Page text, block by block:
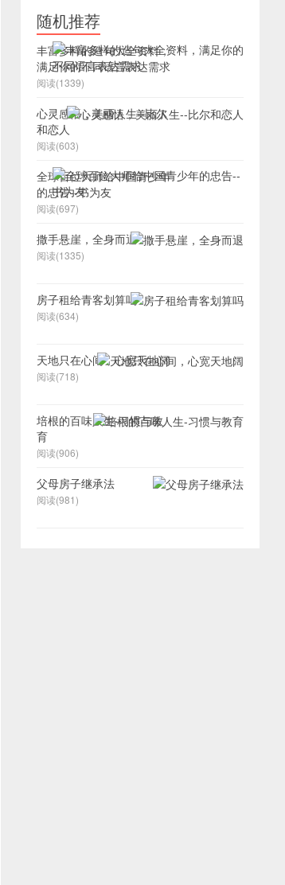
随机推荐
丰富多样的造句大全资料，
满足你的不同语言表达需求
阅读(1339)
心灵感悟，美丽人生--比尔
和恋人
阅读(603)
全球百位大师给中国青少年
的忠告--书为友
阅读(697)
撒手悬崖，全身而退
阅读(1335)
房子租给青客划算吗
阅读(634)
天地只在心间，心宽天地阔
阅读(718)
培根的百味人生-习惯与教
育
阅读(906)
父母房子继承法
阅读(981)